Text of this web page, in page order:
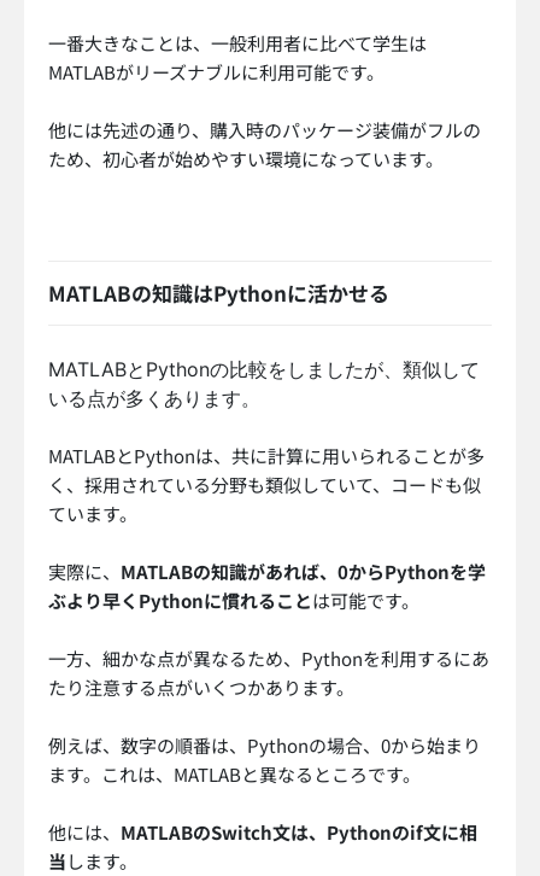
一番大きなことは、一般利用者に比べて学生は
MATLABがリーズナブルに利用可能です。
他には先述の通り、購入時のパッケージ装備がフルの
ため、初心者が始めやすい環境になっています。
MATLABの知識はPythonに活かせる
MATLABとPythonの比較をしましたが、類似して
いる点が多くあります。
MATLABとPythonは、共に計算に用いられることが多
く、採用されている分野も類似していて、コードも似
ています。
実際に、 MATLABの知識があれば、0からPythonを学
ぶより早くPythonに慣れることは可能です。
一方、細かな点が異なるため、Pythonを利用するにあ
たり注意する点がいくつかあります。
例えば、数字の順番は、Pythonの場合、0から始まり
ます。これは、MATLABと異なるところです。
他には、 MATLABのSwitch文は、Pythonのif文に相
当します。